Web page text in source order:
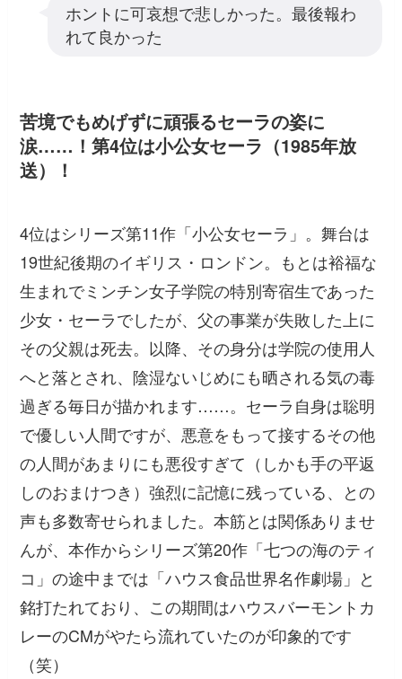
ホントに可哀想で悲しかった。最後報わ
れて良かった
苦境でもめげずに頑張るセーラの姿に
涙……！第4位は小公女セーラ（1985年放
送）！
4位はシリーズ第11作「小公女セーラ」。舞台は
19世紀後期のイギリス・ロンドン。もとは裕福な
生まれでミンチン女子学院の特別寄宿生であった
少女・セーラでしたが、父の事業が失敗した上に
その父親は死去。以降、その身分は学院の使用人
へと落とされ、陰湿ないじめにも晒される気の毒
過ぎる毎日が描かれます……。セーラ自身は聡明
で優しい人間ですが、悪意をもって接するその他
の人間があまりにも悪役すぎて（しかも手の平返
しのおまけつき）強烈に記憶に残っている、との
声も多数寄せられました。本筋とは関係ありませ
んが、本作からシリーズ第20作「七つの海のティ
コ」の途中までは「ハウス食品世界名作劇場」と
銘打たれており、この期間はハウスバーモントカ
レーのCMがやたら流れていたのが印象的です
（笑）